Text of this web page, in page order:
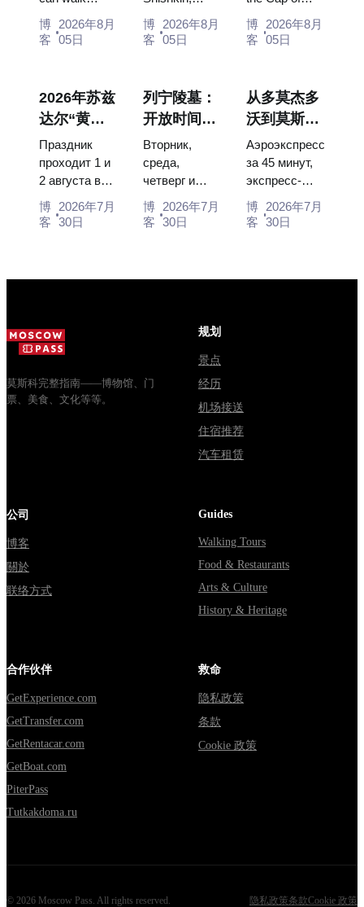
馆内景
through, the
Energia–
descent
capsules and
120 pieces of
flight...
博
客
2026年8月
05日
Vrubel, Serov
and Surikov
people, where
they hang,
and why
booking the...
博
客
2026年8月
05日
Monomakh,
the double
the coronation
dress of
Catherine...
博
客
2026年8月
05日
2026年苏兹
达尔“黄瓜
节”：门
票、日期及
从莫斯科如
何前往
Праздник
проходит 1 и
2 августа в
Музее
деревянного
через
Владими...
博
客
2026年7月
30日
列宁陵墓：
开放时间、
入场和与克
里姆林宫的
主要混淆
Вторник,
среда,
четверг и
суббота с
10:00 до
博
客
2026年7月
30日
从多莫杰多
沃到莫斯科
市中心：乘
坐空铁、公
交车或电车
Аэроэкспресс
за 45 минут,
экспресс-
автобус за
450 рублей,
博
客
2026年7月
30日
莫斯科完整指南——博物馆、门
票、美食、文化等等。
规划
景点
经历
机场接送
住宿推荐
汽车租赁
公司
博客
關於
联络方式
Guides
Walking Tours
Food & Restaurants
Arts & Culture
History & Heritage
合作伙伴
GetExperience.com
GetTransfer.com
GetRentacar.com
GetBoat.com
PiterPass
Tutkakdoma.ru
救命
隐私政策
条款
Cookie 政策
© 2026 Moscow Pass . All rights reserved. 隐私政策条款Cookie 政策